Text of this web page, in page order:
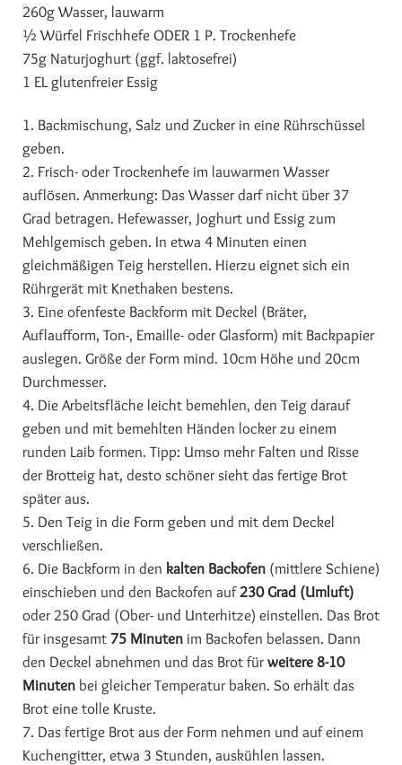
260g Wasser, lauwarm
½ Würfel Frischhefe ODER 1 P. Trockenhefe
75g Naturjoghurt (ggf. laktosefrei)
1 EL glutenfreier Essig
1. Backmischung, Salz und Zucker in eine Rührschüssel
geben.
2. Frisch- oder Trockenhefe im lauwarmen Wasser
auflösen. Anmerkung: Das Wasser darf nicht über 37
Grad betragen. Hefewasser, Joghurt und Essig zum
Mehlgemisch geben. In etwa 4 Minuten einen
gleichmäßigen Teig herstellen. Hierzu eignet sich ein
Rührgerät mit Knethaken bestens.
3. Eine ofenfeste Backform mit Deckel (Bräter,
Auflaufform, Ton-, Emaille- oder Glasform) mit Backpapier
auslegen. Größe der Form mind. 10cm Höhe und 20cm
Durchmesser.
4. Die Arbeitsfläche leicht bemehlen, den Teig darauf
geben und mit bemehlten Händen locker zu einem
runden Laib formen. Tipp: Umso mehr Falten und Risse
der Brotteig hat, desto schöner sieht das fertige Brot
später aus.
5. Den Teig in die Form geben und mit dem Deckel
verschließen.
6. Die Backform in den kalten Backofen (mittlere Schiene)
einschieben und den Backofen auf230 Grad (Umluft)
oder 250 Grad (Ober- und Unterhitze) einstellen. Das Brot
für insgesamt 75 Minuten im Backofen belassen. Dann
den Deckel abnehmen und das Brot für weitere 8-10
Minuten bei gleicher Temperatur baken. So erhält das
Brot eine tolle Kruste.
7. Das fertige Brot aus der Form nehmen und auf einem
Kuchengitter, etwa 3 Stunden, auskühlen lassen.